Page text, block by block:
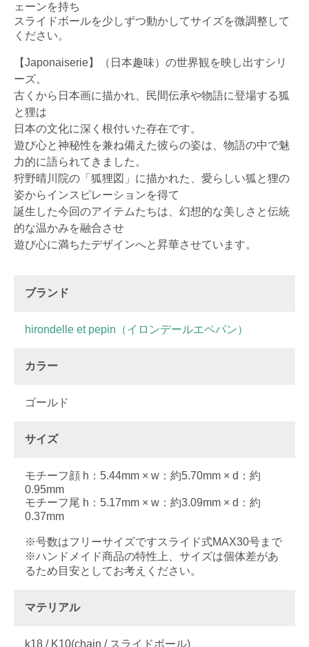
ェーンを持ち
スライドボールを少しずつ動かしてサイズを微調整して
ください。
【Japonaiserie】（日本趣味）の世界観を映し出すシリ
ーズ。
古くから日本画に描かれ、民間伝承や物語に登場する狐
と狸は
日本の文化に深く根付いた存在です。
遊び心と神秘性を兼ね備えた彼らの姿は、物語の中で魅
力的に語られてきました。
狩野晴川院の「狐狸図」に描かれた、愛らしい狐と狸の
姿からインスピレーションを得て
誕生した今回のアイテムたちは、幻想的な美しさと伝統
的な温かみを融合させ
遊び心に満ちたデザインへと昇華させています。
ブランド
hirondelle et pepin（イロンデールエペパン）
カラー
ゴールド
サイズ
モチーフ顔 h：5.44mm × w：約5.70mm × d：約
0.95mm
モチーフ尾 h：5.17mm × w：約3.09mm × d：約
0.37mm
※号数はフリーサイズですスライド式MAX30号まで
※ハンドメイド商品の特性上、サイズは個体差があ
るため目安としてお考えください。
マテリアル
k18 / K10(chain / スライドボール)